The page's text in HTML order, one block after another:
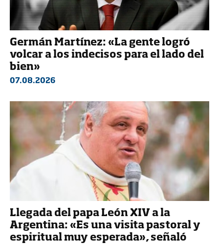
Germán Martínez: «La gente logró
volcar a los indecisos para el lado del
bien»
07.08.2026
Llegada del papa León XIV a la
Argentina: «Es una visita pastoral y
espiritual muy esperada», señaló